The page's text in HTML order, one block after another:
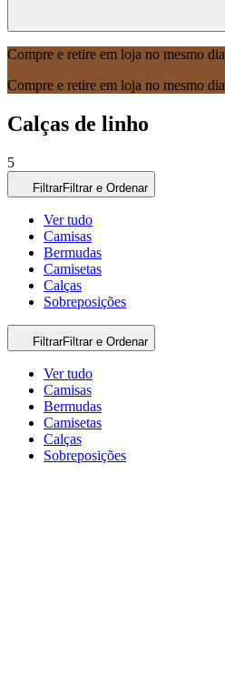
Compre e retire em loja no mesmo dia
Compre e retire em loja no mesmo dia
Calças de linho
5
FiltrarFiltrar e Ordenar
Ver tudo
Camisas
Bermudas
Camisetas
Calças
Sobreposições
FiltrarFiltrar e Ordenar
Ver tudo
Camisas
Bermudas
Camisetas
Calças
Sobreposições